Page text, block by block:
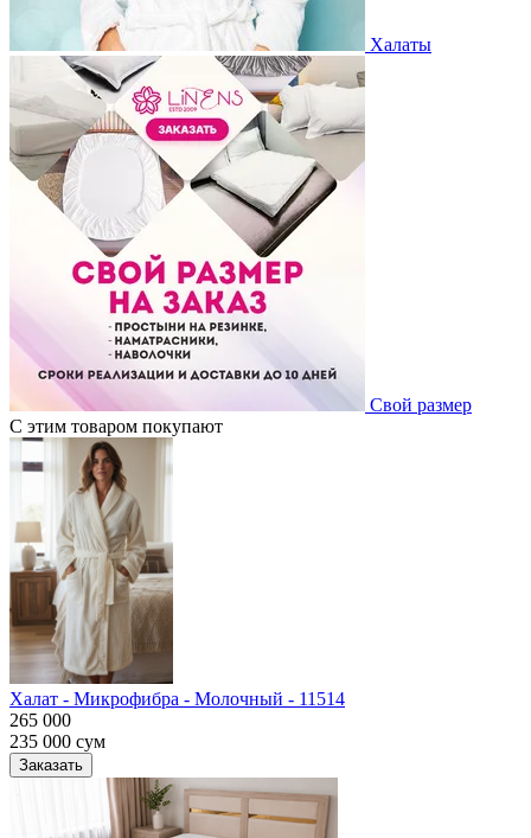
Халаты
Свой размер
С этим товаром покупают
Халат - Микрофибра - Молочный - 11514
265 000
235 000 сум
Заказать